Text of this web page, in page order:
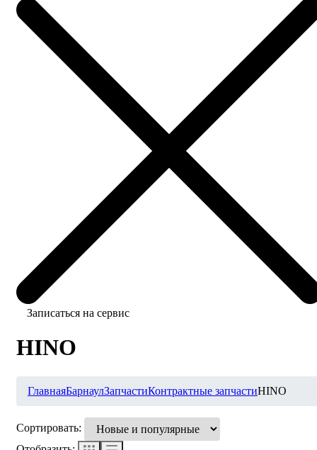
Записаться на сервис
HINO
ГлавнаяБарнаулЗапчастиКонтрактные запчастиHINO
Сортировать: